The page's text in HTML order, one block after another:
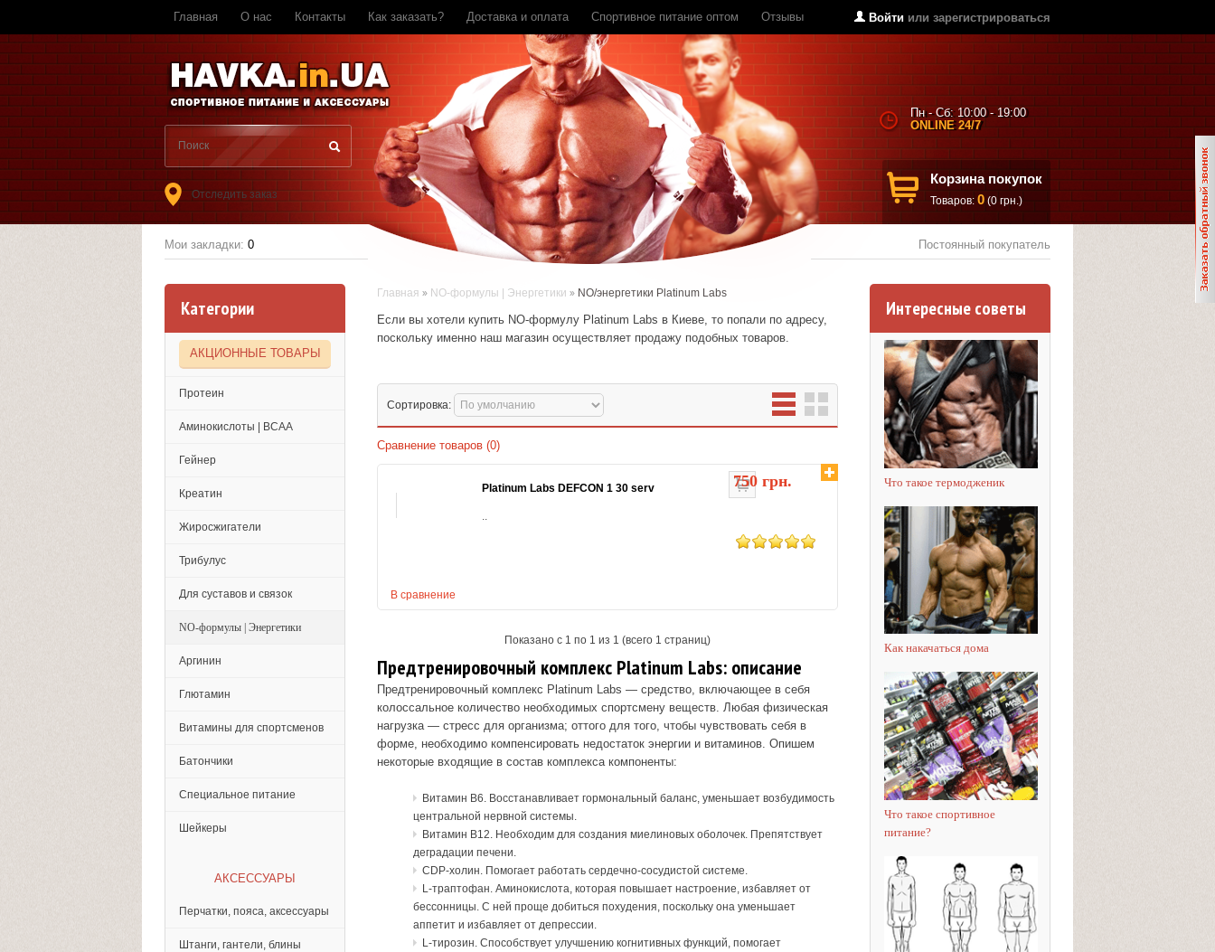
Главная О нас Контакты Как заказать? Доставка и оплата Спортивное питание оптом Отзывы Войти или зарегистрироваться
Пн - Сб: 10:00 - 19:00
ONLINE 24/7
Корзина покупок
Товаров: 0 (0 грн.)
Отследить заказ
Мои закладки: 0 Постоянный покупатель
Категории
АКЦИОННЫЕ ТОВАРЫ
Протеин
Аминокислоты | BCAA
Гейнер
Креатин
Жиросжигатели
Трибулус
Для суставов и связок
NO-формулы | Энергетики
Аргинин
Глютамин
Витамины для спортсменов
Батончики
Специальное питание
Шейкеры
АКСЕССУАРЫ
Перчатки, пояса, аксессуары
Штанги, гантели, блины
Интересные советы
Что такое термодженик
Как накачаться дома
Что такое спортивное
питание?
Главная NO-формулы | Энергетики NO/энергетики Platinum Labs
Если вы хотели купить NO-формулу Platinum Labs в Киеве, то попали по адресу,
поскольку именно наш магазин осуществляет продажу подобных товаров.
Сортировка:
Сравнение товаров (0)
750 грн.
В сравнение
Platinum Labs DEFCON 1 30 serv
..
Показано с 1 по 1 из 1 (всего 1 страниц)
Предтренировочный комплекс Platinum Labs: описание
Предтренировочный комплекс Platinum Labs — средство, включающее в себя
колоссальное количество необходимых спортсмену веществ. Любая физическая
нагрузка — стресс для организма; оттого для того, чтобы чувствовать себя в
форме, необходимо компенсировать недостаток энергии и витаминов. Опишем
некоторые входящие в состав комплекса компоненты:
Витамин B6. Восстанавливает гормональный баланс, уменьшает возбудимость
центральной нервной системы.
Витамин B12. Необходим для создания миелиновых оболочек. Препятствует
деградации печени.
CDP-холин. Помогает работать сердечно-сосудистой системе.
L-траптофан. Аминокислота, которая повышает настроение, избавляет от
бессонницы. С ней проще добиться похудения, поскольку она уменьшает
аппетит и избавляет от депрессии.
L-тирозин. Способствует улучшению когнитивных функций, помогает